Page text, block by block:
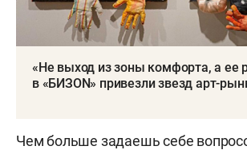
«Не выход из зоны комфорта, а ее
в «БИЗON» привезли звезд арт-
Чем больше задаешь себе